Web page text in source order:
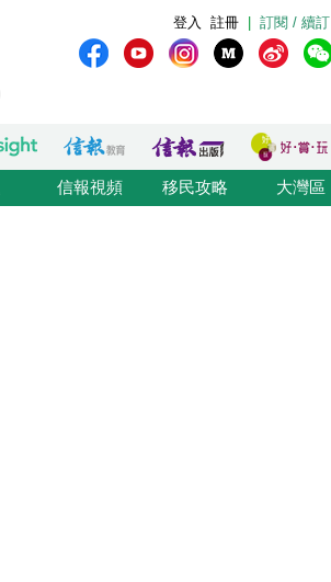
訂閱 / 續訂
註冊
登入
信報視頻 移民攻略 大灣區